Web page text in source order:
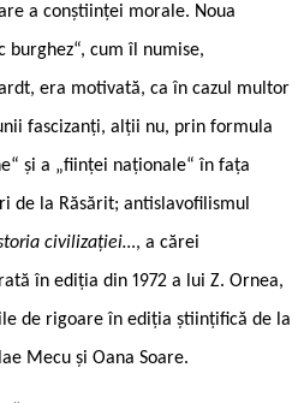
a conștiinței morale. Noua
cum îl numise,
era motivată, ca în cazul multor
fascizanți, alții nu, prin formula
și a „ființei naționale“ în fața
de la Răsărit; antislavofilismul
civilizației…, a cărei
în ediția din 1972 a lui Z. Ornea,
de rigoare în ediția științifică de la
Mecu și Oana Soare.